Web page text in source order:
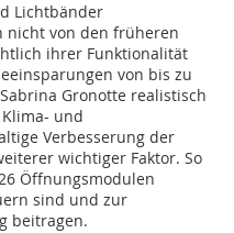
Lichtbänder
nicht von den früheren
ihrer Funktionalität
von bis zu
Gronotte realistisch
und
Verbesserung der
wichtiger ­Faktor. So
Öffnungsmodulen
sind und zur
beitragen.